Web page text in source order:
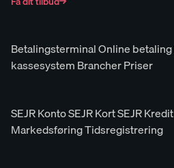
BetalingsterminalOnline betaling
kassesystemBrancherPriser
SEJR KontoSEJR KortSEJR Kredit
MarkedsføringTidsregistrering